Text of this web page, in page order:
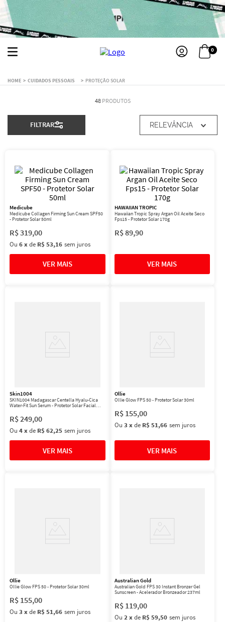
0
CUIDADOS PESSOAIS PROTEÇÃO SOLAR
48 PRODUTOS
FILTRAR RELEVÂNCIA
Medicube
Medicube Collagen Firming Sun Cream SPF50
- Protetor Solar 50ml
R$319,00
Ou 6xde R$ 53,16 sem juros
HAWAIIAN TROPIC
Hawaiian Tropic Spray Argan Oil Aceite Seco
Fps15 - Protetor Solar 170g
R$89,90
Skin1004
SKIN1004 Madagascar Centella Hyalu-Cica
Water-Fit Sun Serum - Protetor Solar Facial
R$249,00
Ou 4xde R$ 62,25 sem juros
Ollie
Ollie Glow FPS 50 - Protetor Solar 30ml
R$ 155,00
Ou 3 xde R$ 51,66 sem juros
Ollie
Ollie Glow FPS 50 - Protetor Solar 30ml
R$ 155,00
Ou 3 xde R$ 51,66 sem juros
Australian Gold
Australian Gold FPS 30 Instant Bronzer Gel
Sunscreen - Acelerador Bronzeador 237ml
R$ 119,00
Ou 2 xde R$ 59,50 sem juros